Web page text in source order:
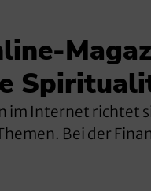
im Internet richtet
Bei der